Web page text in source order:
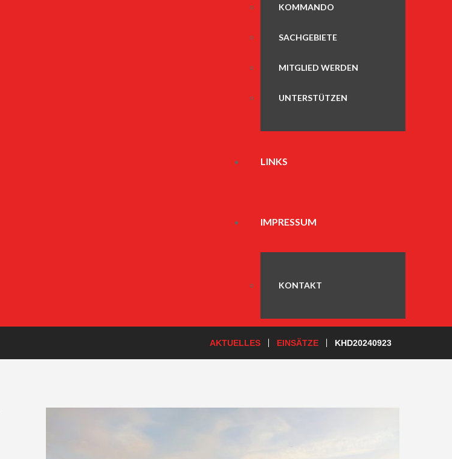
KOMMANDO
SACHGEBIETE
MITGLIED WERDEN
UNTERSTÜTZEN
LINKS
IMPRESSUM
KONTAKT
AKTUELLES EINSÄTZE KHD20240923